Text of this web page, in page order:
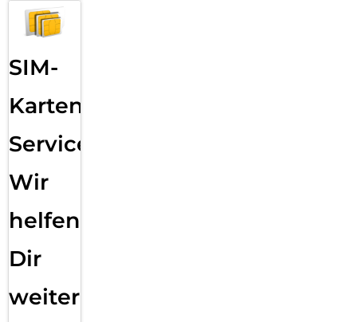
SIM-
Karten
Service:
Wir
helfen
Dir
weiter